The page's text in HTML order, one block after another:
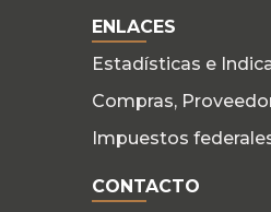
ENLACES
Estadísticas e
Compras,
Impuestos
CONTACTO